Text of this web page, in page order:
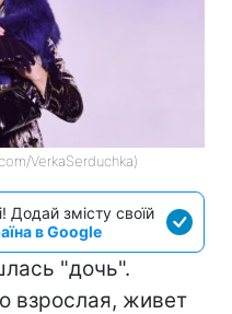
VerkaSerduchka)
Додай змісту своїй
в Google
"дочь".
взрослая, живет